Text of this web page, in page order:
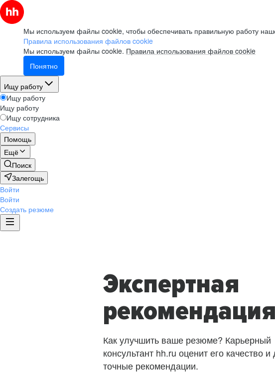
Мы используем файлы cookie, чтобы обеспечивать правильную работу
Правила использования файлов cookie
Мы используем файлы cookie. Правила использования файлов cookie
Понятно
Ищу работу
Ищу работу
Ищу работу
Ищу сотрудника
Сервисы
Помощь
Ещё
Поиск
Залегощь
Войти
Войти
Создать резюме
Экспертная
рекомендация
Как улучшить ваше резюме? Карьерный
консультант hh.ru оценит его качество и
точные рекомендации.